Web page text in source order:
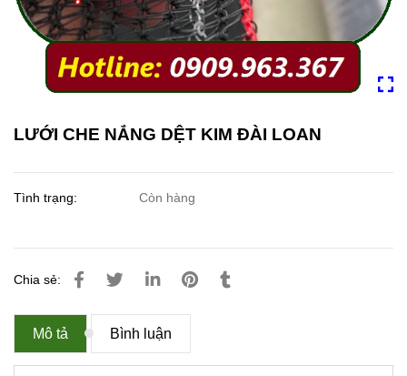
LƯỚI CHE NẮNG DỆT KIM ĐÀI LOAN
Tình trạng: Còn hàng
Chia sẻ:
Mô tả Bình luận